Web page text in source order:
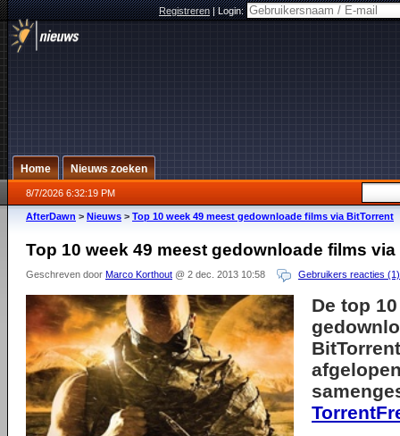
Registreren|Login:
Home Nieuws zoeken
8/7/2026 6:32:19 PM
AfterDawn > Nieuws > Top 10 week 49 meest gedownloade films via BitTorrent
Top 10 week 49 meest gedownloade films
Geschreven door Marco Korthout @ 2 dec. 2013 10:58 Gebruikers reacties (1)
De top